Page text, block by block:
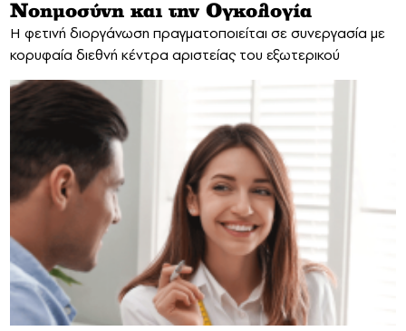
Νοημοσύνη και την Ογκολογία
Η φετινή διοργάνωση πραγματοποιείται σε συνεργασία με
κορυφαία διεθνή κέντρα αριστείας του εξωτερικού